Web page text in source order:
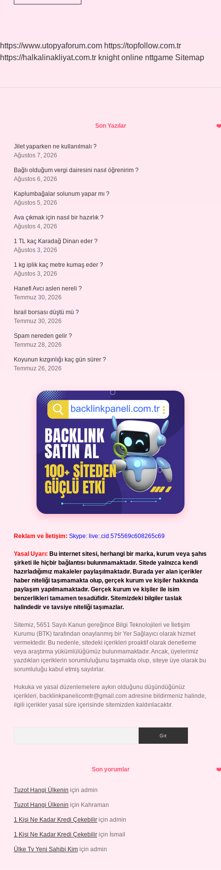
Tepsi
https://www.utopyaforum.com https://topfollow.com.tr
https://halkalinakliyat.com.tr knight online nttgame Sitemap
Son Yazılar
Jilet yaparken ne kullanılmalı ?
Ağustos 7, 2026
Bağlı olduğum vergi dairesini nasıl öğrenirim ?
Ağustos 6, 2026
Kaplumbağalar solunum yapar mı ?
Ağustos 5, 2026
Ava çıkmak için nasıl bir hazırlık ?
Ağustos 4, 2026
1 TL kaç Karadağ Dinarı eder ?
Ağustos 3, 2026
1 kg iplik kaç metre kumaş eder ?
Ağustos 3, 2026
Hanefi Avcı aslen nereli ?
Temmuz 30, 2026
İsrail borsası düştü mü ?
Temmuz 30, 2026
Spam nereden gelir ?
Temmuz 28, 2026
Koyunun kızgınlığı kaç gün sürer ?
Temmuz 26, 2026
Reklam ve İletişim: Skype: live:.cid.575569c608265c69
Yasal Uyarı: Bu internet sitesi, herhangi bir marka, kurum veya şahıs
şirketi ile hiçbir bağlantısı bulunmamaktadır. Sitede yalnızca kendi
hazırladığımız makaleler paylaşılmaktadır. Burada yer alan içerikler
haber niteliği taşımamakta olup, gerçek kurum ve kişiler hakkında
paylaşım yapılmamaktadır. Gerçek kurum ve kişiler ile isim
benzerlikleri tamamen tesadüfidir. Sitemizdeki bilgiler taslak
halindedir ve tavsiye niteliği taşımazlar.
Sitemiz, 5651 Sayılı Kanun gereğince Bilgi Teknolojileri ve İletişim
Kurumu (BTK) tarafından onaylanmış bir Yer Sağlayıcı olarak hizmet
vermektedir. Bu nedenle, sitedeki içerikleri proaktif olarak denetleme
veya araştırma yükümlülüğümüz bulunmamaktadır. Ancak, üyelerimiz
yazdıkları içeriklerin sorumluluğunu taşımakta olup, siteye üye olarak bu
sorumluluğu kabul etmiş sayılırlar.
Hukuka ve yasal düzenlemelere aykırı olduğunu düşündüğünüz
içerikleri, backlinkpanelicomtr@gmail.com adresine bildirmeniz halinde,
ilgili içerikler yasal süre içerisinde sitemizden kaldırılacaktır.
Son yorumlar
Tuzot Hangi Ülkenin için admin
Tuzot Hangi Ülkenin için Kahraman
1 Kişi Ne Kadar Kredi Çekebilir için admin
1 Kişi Ne Kadar Kredi Çekebilir için İsmail
Ülke Tv Yeni Sahibi Kim için admin